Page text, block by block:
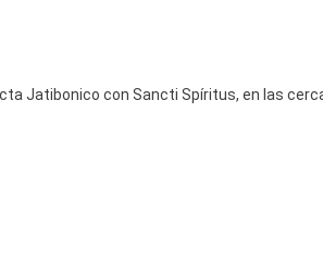
Jatibonico con Sancti Spíritus, en las